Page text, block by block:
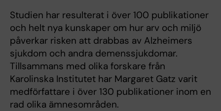
Studien har resulterat i över 100 publikationer
och helt nya kunskaper om hur arv och miljö
påverkar risken att drabbas av Alzheimers
sjukdom och andra demenssjukdomar.
Tillsammans med olika forskare från
Karolinska Institutet har Margaret Gatz varit
medförfattare i över 130 publikationer inom en
rad olika ämnesområden.